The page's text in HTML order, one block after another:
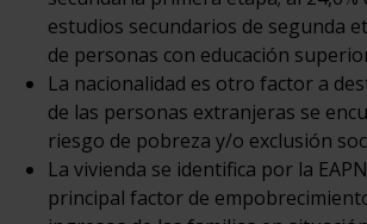
estudios secundarios de segunda
de personas con educación
La nacionalidad es otro factor a
de las personas extranjeras se
riesgo de pobreza y/o exclusión
La vivienda se identifica por la
principal factor de